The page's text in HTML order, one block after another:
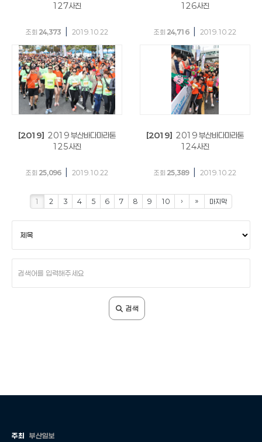
127사진
조회 24,373 2019.10.22
126사진
조회 24,716 2019.10.22
[2019] 2019 부산바다마라톤
125사진
조회 25,096 2019.10.22
[2019] 2019 부산바다마라톤
124사진
조회 25,389 2019.10.22
1 2 3 4 5 6 7 8 9 10 › » 마지막
조
어
력
검색
주최
부산일보